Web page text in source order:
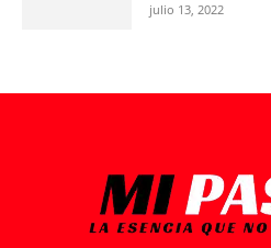
julio 13, 2022